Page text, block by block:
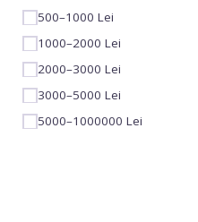
500–1000 Lei
1000–2000 Lei
2000–3000 Lei
3000–5000 Lei
5000–1000000 Lei